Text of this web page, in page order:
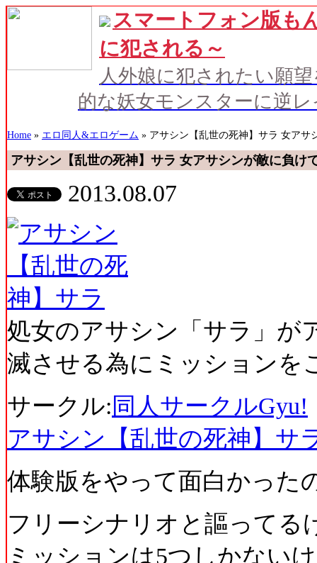
スマートフォン版も
に犯される～
人外娘に犯されたい願
的な妖女モンスターに逆
Home » エロ同人&エロゲーム » アサシン【乱世の死神】サラ 女アサ
アサシン【乱世の死神】サラ 女アサシンが敵に負け
2013.08.07
処女のアサシン「サラ」が
滅させる為にミッションを
サークル:同人サークルGyu!
アサシン【乱世の死神】サ
体験版をやって面白かった
フリーシナリオと謳ってる
ミッションは5つしかない